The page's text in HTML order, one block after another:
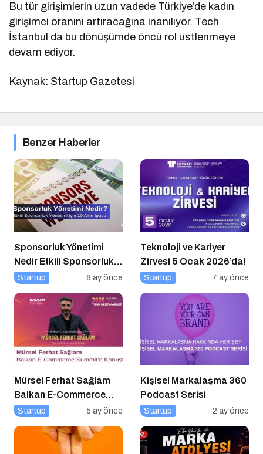
Bu tür girişimlerin uzun vadede Türkiye’de kadın
girişimci oranını artıracağına inanılıyor. Tech
İstanbul da bu dönüşümde öncü rol üstlenmeye
devam ediyor.
Kaynak: Startup Gazetesi
Benzer Haberler
Sponsorluk Yönetimi
Nedir Etkili Sponsorluk
Yönetimi İçin 10 Altın
Startup 8 ay önce
Teknoloji ve Kariyer
Zirvesi 5 Ocak 2026’da!
Startup 7 ay önce
Mürsel Ferhat Sağlam
Balkan E-Commerce
Summit’e Konuştu
Startup 5 ay önce
Kişisel Markalaşma 360
Podcast Serisi
Startup 2 ay önce